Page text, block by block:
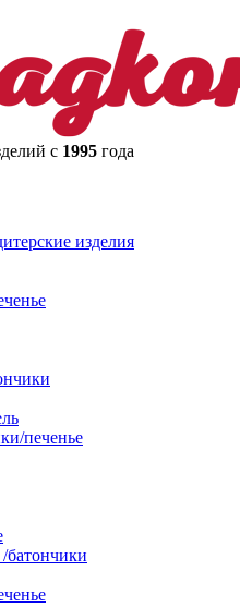
с 1995 года
изделия
печенье